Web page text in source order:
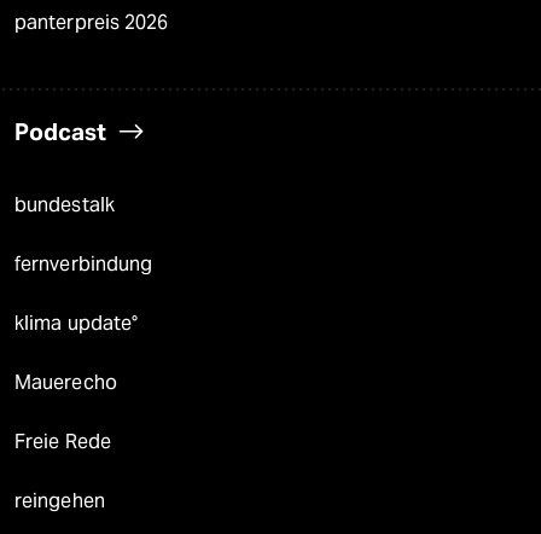
panterpreis 2026
Podcast
bundestalk
fernverbindung
klima update°
Mauerecho
Freie Rede
reingehen